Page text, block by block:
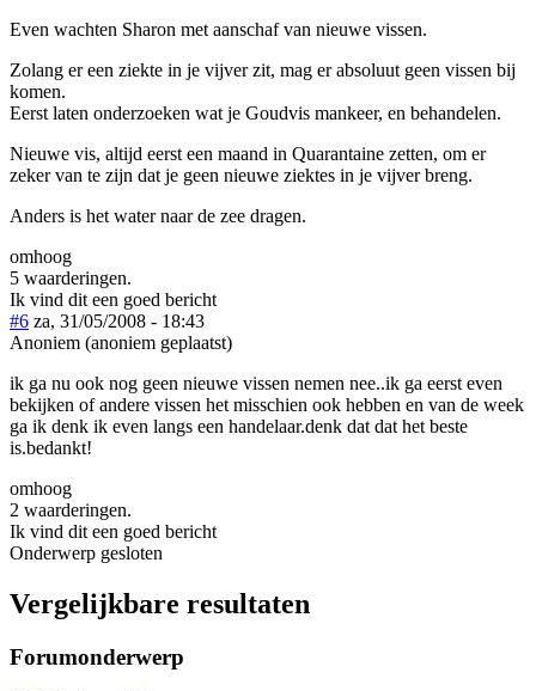
Even wachten Sharon met aanschaf van nieuwe vissen.
Zolang er een ziekte in je vijver zit, mag er absoluut geen vissen bij
komen.
Eerst laten onderzoeken wat je Goudvis mankeer, en behandelen.
Nieuwe vis, altijd eerst een maand in Quarantaine zetten, om er
zeker van te zijn dat je geen nieuwe ziektes in je vijver breng.
Anders is het water naar de zee dragen.
omhoog
5 waarderingen.
Ik vind dit een goed bericht
#6 za, 31/05/2008 - 18:43
Anoniem (anoniem geplaatst)
ik ga nu ook nog geen nieuwe vissen nemen nee..ik ga eerst even
bekijken of andere vissen het misschien ook hebben en van de week
ga ik denk ik even langs een handelaar.denk dat dat het beste
is.bedankt!
omhoog
2 waarderingen.
Ik vind dit een goed bericht
Onderwerp gesloten
Vergelijkbare resultaten
Forumonderwerp